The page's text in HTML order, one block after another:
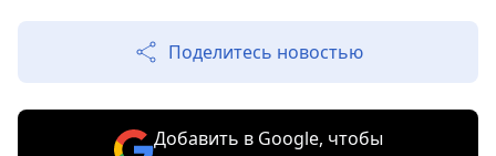
Поделитесь новостью
Добавить в Google, чтобы